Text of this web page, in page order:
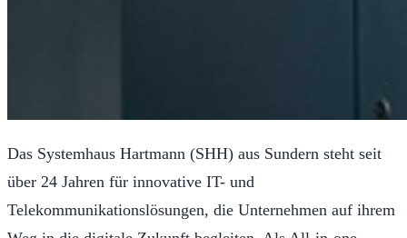
Das Systemhaus Hartmann (SHH) aus Sundern steht seit
über 24 Jahren für innovative IT- und
Telekommunikationslösungen, die Unternehmen auf ihrem